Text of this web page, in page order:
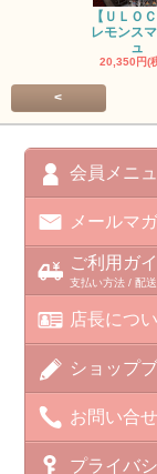
【ＵＬＯＣ
レモンス
ュ
20,350円(
<
会員メニ
メールマ
ご利用ガ
支払い方法 / 配
店長につ
ショップ
お問い合せ
プライバ